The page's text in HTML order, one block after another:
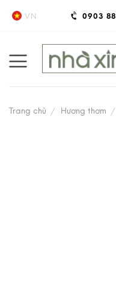
Skip
VN 0903
Trang chủ / Hương thơm /